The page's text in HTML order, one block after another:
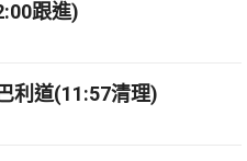
跟進)
利道(11:57清理)